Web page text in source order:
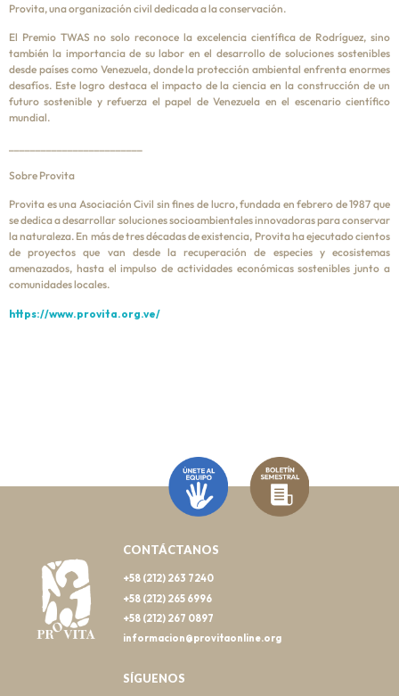
Provita, una organización civil dedicada a la conservación.
El Premio TWAS no solo reconoce la excelencia científica de Rodríguez, sino
también la importancia de su labor en el desarrollo de soluciones sostenibles
desde países como Venezuela, donde la protección ambiental enfrenta enormes
desafíos. Este logro destaca el impacto de la ciencia en la construcción de un
futuro sostenible y refuerza el papel de Venezuela en el escenario científico
mundial.
Sobre Provita
Provita es una Asociación Civil sin fines de lucro, fundada en febrero de 1987 que
se dedica a desarrollar soluciones socioambientales innovadoras para conservar
la naturaleza. En más de tres décadas de existencia, Provita ha ejecutado cientos
de proyectos que van desde la recuperación de especies y ecosistemas
amenazados, hasta el impulso de actividades económicas sostenibles junto a
comunidades locales.
https://www.provita.org.ve/
CONTÁCTANOS
+58 (212) 263 7240
+58 (212) 265 6996
+58 (212) 267 0897
informacion@provitaonline.org
SÍGUENOS